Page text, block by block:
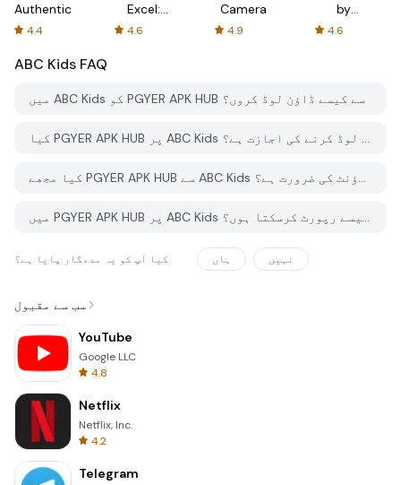
Authenticator
4.4
Excel:
Spreadsheets
4.6
Camera
4.9
by
AFTVnews
4.6
ABC Kids FAQ
میں ABC Kids کو PGYER APK HUB سے کیسے ڈاؤن لوڈ کروں؟
کیا PGYER APK HUB پر ABC Kids کو مفت ڈاؤن لوڈ کرنے کی اجازت ہے؟
کیا مجھے PGYER APK HUB سے ABC Kids ڈاؤن لوڈ کرنے کے لئے اکاؤنٹ کی ضرورت ہے؟
میں PGYER APK HUB پر ABC Kids کے ساتھ کوئی مسئلہ کیسے رپورٹ کرسکتا ہوں؟
کیا آپ کو یہ مددگار پایا ہے؟ ہاں نہیں
سب سے مقبول
YouTube
Google LLC
4.8
Netflix
Netflix, Inc.
4.2
Telegram